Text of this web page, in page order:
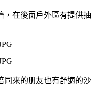
，在後面戶外區有提供抽
同來的朋友也有舒適的沙